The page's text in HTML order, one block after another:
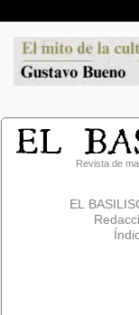
Revista de
EL